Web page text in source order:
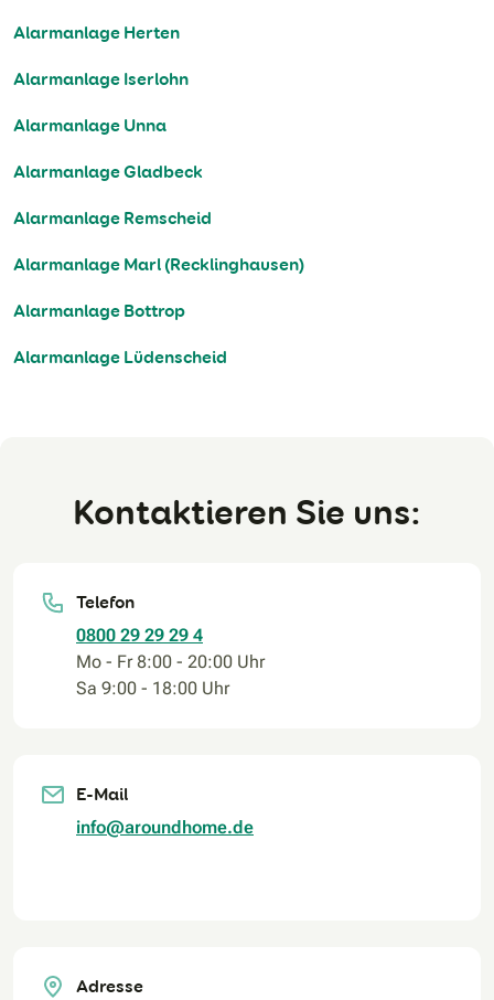
Alarmanlage Herten
Alarmanlage Iserlohn
Alarmanlage Unna
Alarmanlage Gladbeck
Alarmanlage Remscheid
Alarmanlage Marl (Recklinghausen)
Alarmanlage Bottrop
Alarmanlage Lüdenscheid
Kontaktieren Sie uns:
Telefon
0800 29 29 29 4
Mo - Fr 8:00 - 20:00 Uhr
Sa 9:00 - 18:00 Uhr
E-Mail
info@aroundhome.de
Adresse